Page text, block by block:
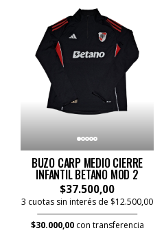
BUZO CARP MEDIO CIERRE
INFANTIL BETANO MOD 2
$37.500,00
3 cuotas sin interés de $12.500,00
$30.000,00con transferencia